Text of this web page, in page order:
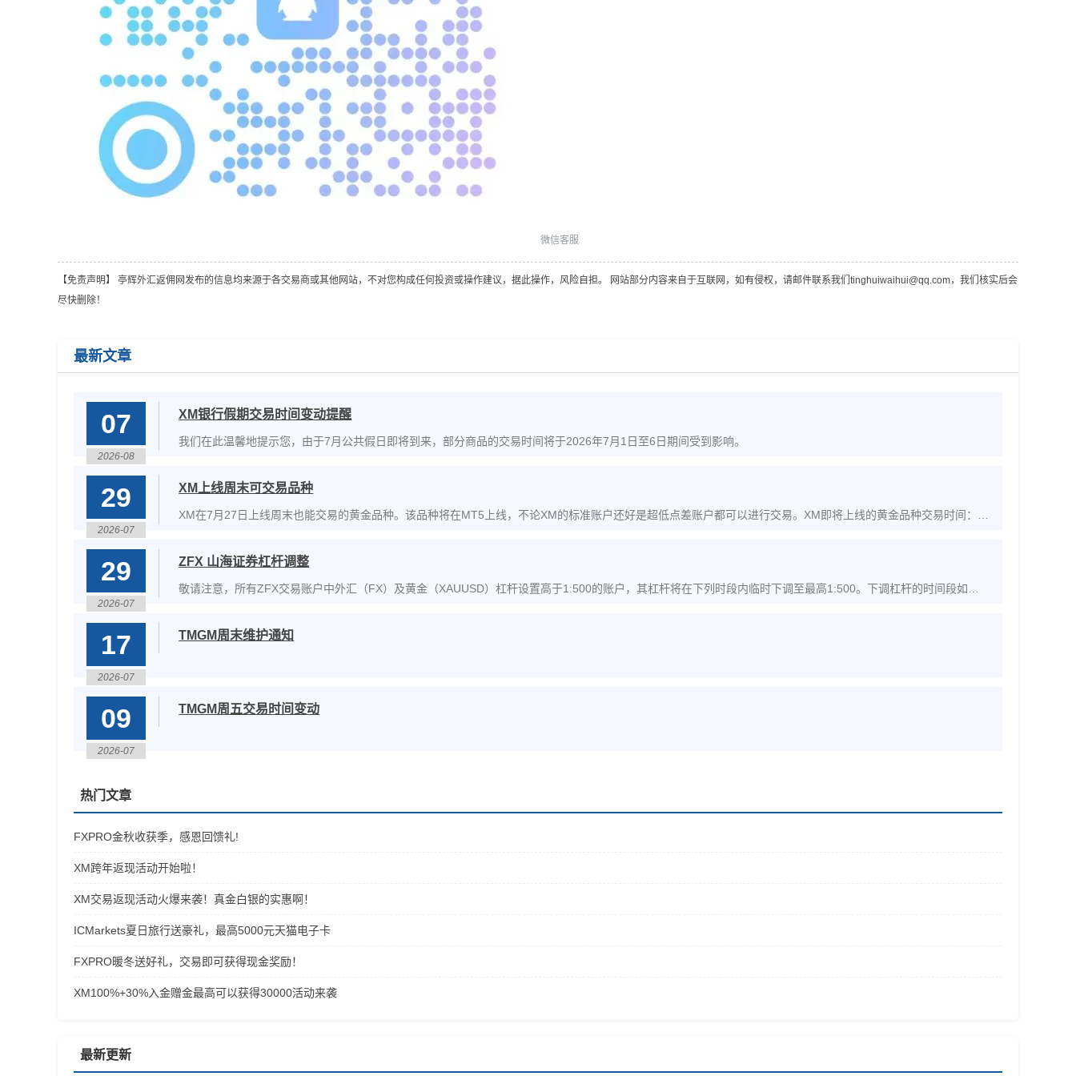
微信客服
【免责声明】 亭辉外汇返佣网发布的信息均来源于各交易商或其他网站，不对您构成任何投资或操作建议，据此操作，风险自担。 网站部分内容来自于互联网，如有侵权，请邮件联系我们tinghuiwaihui@qq.com，我们核实后会
尽快删除！
最新文章
07
2026-08
XM银行假期交易时间变动提醒
我们在此温馨地提示您，由于7月公共假日即将到来，部分商品的交易时间将于2026年7月1日至6日期间受到影响。
29
2026-07
XM上线周末可交易品种
XM在7月27日上线周末也能交易的黄金品种。该品种将在MT5上线，不论XM的标准账户还好是超低点差账户都可以进行交易。XM即将上线的黄金品种交易时间：周
29
2026-07
ZFX 山海证券杠杆调整
敬请注意，所有ZFX交易账户中外汇（FX）及黄金（XAUUSD）杠杆设置高于1:500的账户，其杠杆将在下列时段内临时下调至最高1:500。下调杠杆的时间段如
17
2026-07
TMGM周末维护通知
09
2026-07
TMGM周五交易时间变动
热门文章
FXPRO金秋收获季，感恩回馈礼!
XM跨年返现活动开始啦！
XM交易返现活动火爆来袭！真金白银的实惠啊！
ICMarkets夏日旅行送豪礼，最高5000元天猫电子卡
FXPRO暖冬送好礼，交易即可获得现金奖励！
​XM100%+30%入金赠金最高可以获得30000活动来袭
最新更新